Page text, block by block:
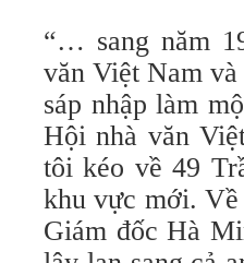
“… sang năm
văn Việt Nam
sáp nhập làm
Hội nhà văn
tôi kéo về 49
khu vực mới.
Giám đốc Hà